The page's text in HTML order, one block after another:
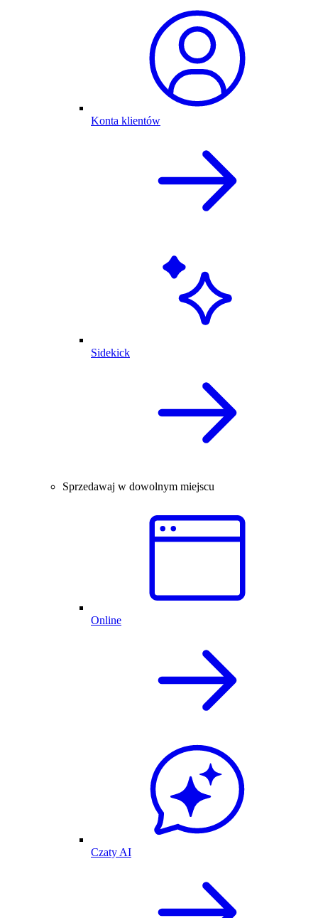
Konta klientów
Sidekick
Sprzedawaj w dowolnym miejscu
Online
Czaty AI